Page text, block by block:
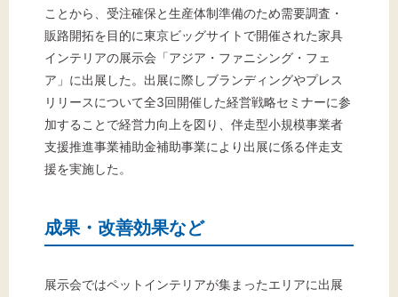
ことから、受注確保と生産体制準備のため需要調査・
販路開拓を目的に東京ビッグサイトで開催された家具
インテリアの展示会「アジア・ファニシング・フェ
ア」に出展した。出展に際しブランディングやプレス
リリースについて全3回開催した経営戦略セミナーに参
加することで経営力向上を図り、伴走型小規模事業者
支援推進事業補助金補助事業により出展に係る伴走支
援を実施した。
成果・改善効果など
展示会ではペットインテリアが集まったエリアに出展